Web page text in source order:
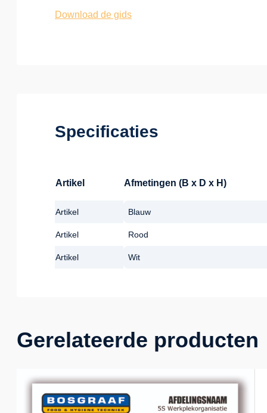
Download de gids
Specificaties
Artikel Afmetingen (B x D x H)
Artikel Blauw
Artikel Rood
Artikel Wit
Gerelateerde producten